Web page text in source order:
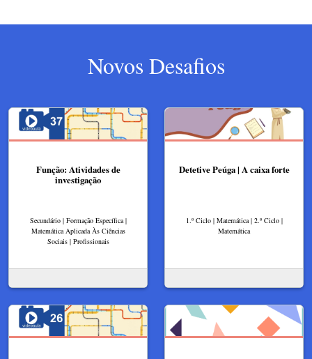
Novos Desafios
Função: Atividades de
investigação
Secundário | Formação Específica |
Matemática Aplicada Às Ciências
Sociais | Profissionais
Detetive Peúga | A caixa forte
1.º Ciclo | Matemática | 2.º Ciclo |
Matemática